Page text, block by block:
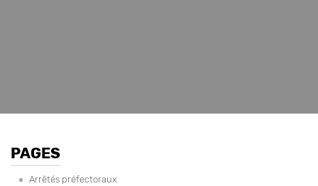
PAGES
Arrêtés préfectoraux